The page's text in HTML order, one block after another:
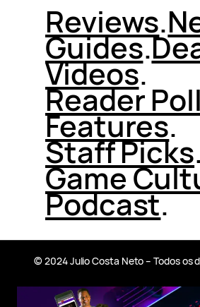
Reviews.
Guides.
Videos.
Reader Poll
Features.
Staff Picks.
Game
Podcast.
© 2024 Julio Costa Neto – Todos os